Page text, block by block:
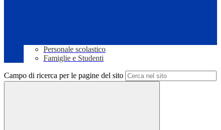
Personale scolastico
Famiglie e Studenti
Campo di ricerca per le pagine del sito